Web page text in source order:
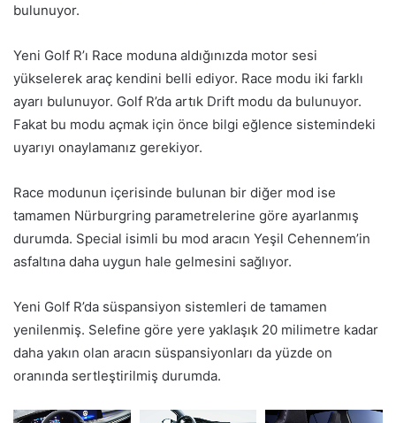
bulunuyor.
Yeni Golf R’ı Race moduna aldığınızda motor sesi
yükselerek araç kendini belli ediyor. Race modu iki farklı
ayarı bulunuyor. Golf R’da artık Drift modu da bulunuyor.
Fakat bu modu açmak için önce bilgi eğlence sistemindeki
uyarıyı onaylamanız gerekiyor.
Race modunun içerisinde bulunan bir diğer mod ise
tamamen Nürburgring parametrelerine göre ayarlanmış
durumda. Special isimli bu mod aracın Yeşil Cehennem’in
asfaltına daha uygun hale gelmesini sağlıyor.
Yeni Golf R’da süspansiyon sistemleri de tamamen
yenilenmiş. Selefine göre yere yaklaşık 20 milimetre kadar
daha yakın olan aracın süspansiyonları da yüzde on
oranında sertleştirilmiş durumda.